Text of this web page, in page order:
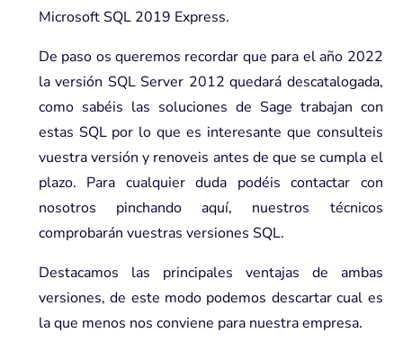
Microsoft SQL 2019 Express.
De paso os queremos recordar que para el año 2022
la versión SQL Server 2012 quedará descatalogada,
como sabéis las soluciones de Sage trabajan con
estas SQL por lo que es interesante que consulteis
vuestra versión y renoveis antes de que se cumpla el
plazo. Para cualquier duda podéis contactar con
nosotros pinchando aquí, nuestros técnicos
comprobarán vuestras versiones SQL.
Destacamos las principales ventajas de ambas
versiones, de este modo podemos descartar cual es
la que menos nos conviene para nuestra empresa.